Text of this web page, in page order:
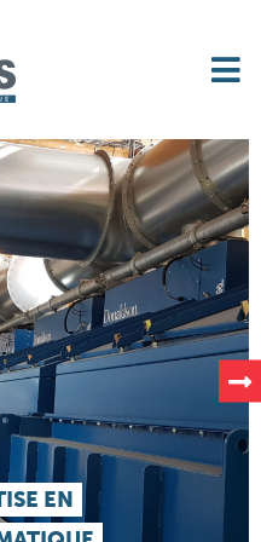
EN